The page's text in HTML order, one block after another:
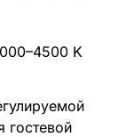
K
гостевой